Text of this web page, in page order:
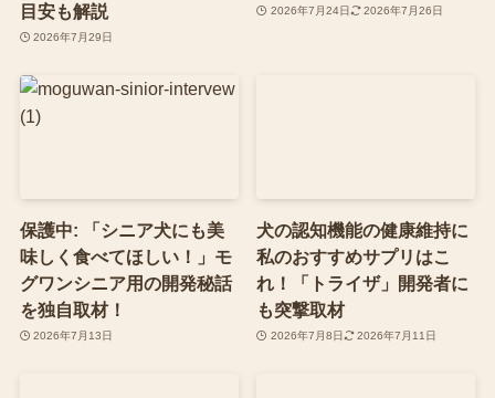
目安も解説
2026年7月29日
2026年7月24日 2026年7月26日
保護中: 「シニア犬にも美
味しく食べてほしい！」モ
グワンシニア用の開発秘話
を独自取材！
2026年7月13日
犬の認知機能の健康維持に
私のおすすめサプリはこ
れ！「トライザ」開発者に
も突撃取材
2026年7月8日 2026年7月11日